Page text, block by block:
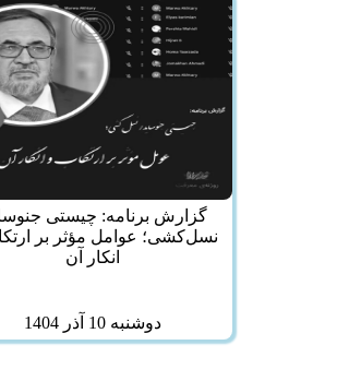
گزارش برنامه: چیستی
نسل‌کشی؛ عوامل مؤثر بر
انکار آن
دوشنبه 10 آذر 1404